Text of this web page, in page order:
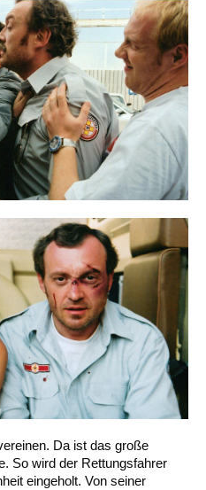
Da ist das große
So wird der Rettungsfahrer
eingeholt. Von seiner